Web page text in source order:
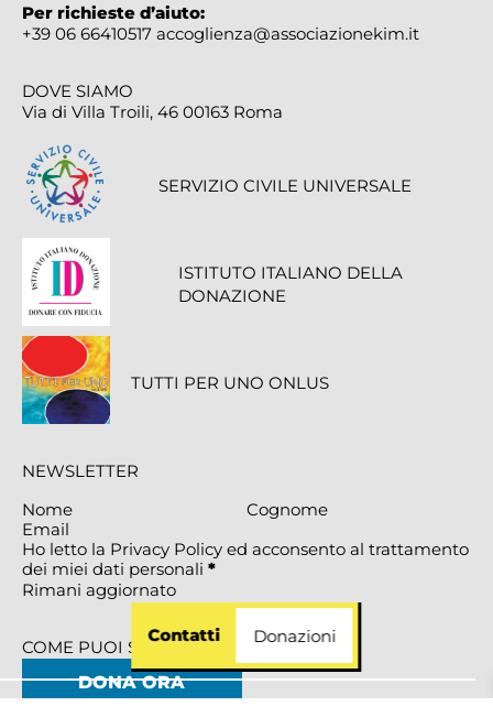
Per richieste d’aiuto:
+39 06 66410517 accoglienza@associazionekim.it
DOVE SIAMO
Via di Villa Troili, 46 00163 Roma
SERVIZIO CIVILE UNIVERSALE
ISTITUTO ITALIANO DELLA
DONAZIONE
TUTTI PER UNO ONLUS
NEWSLETTER
Section
Ho letto la Privacy Policy ed acconsento al trattamento
dei miei dati personali *
Rimani aggiornato
COME PUOI SOSTENERCI
DONA ORA
Contatti Donazioni